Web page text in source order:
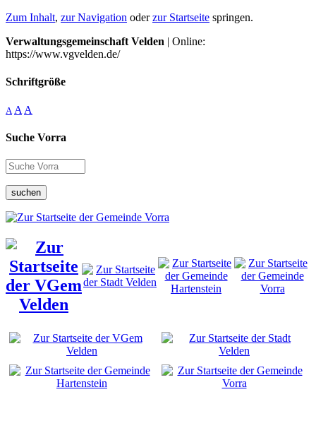
Zum Inhalt, zur Navigation oderzur Startseite springen.
Verwaltungsgemeinschaft Velden | Online:
https://www.vgvelden.de/
Schriftgröße
A A A
Suche Vorra
suchen